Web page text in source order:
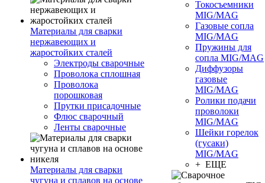
Материалы для сварки
нержавеющих и
жаростойких сталей
Электроды сварочные
Проволока сплошная
Проволока
порошковая
Прутки присадочные
Флюс сварочный
Ленты сварочные
Материалы для сварки
чугуна и сплавов на основе
Токосъемники
MIG/MAG
Газовые сопла
MIG/MAG
Пружины для
сопла MIG/MAG
Диффузоры
газовые
MIG/MAG
Ролики подачи
проволоки
MIG/MAG
Шейки горелок
(гусаки)
MIG/MAG
+ ЕЩЕ